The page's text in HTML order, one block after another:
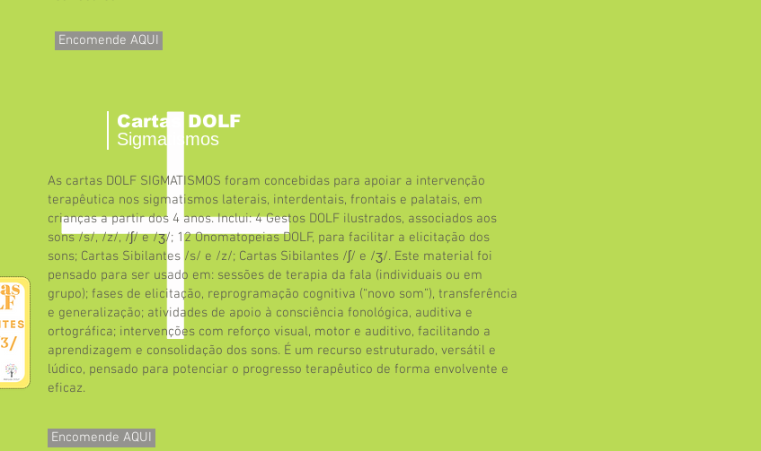
Encomende AQUI
Cartas DOLF
Sigmatismos
As cartas DOLF SIGMATISMOS foram concebidas para apoiar a intervenção
terapêutica nos sigmatismos laterais, interdentais, frontais e palatais, em
crianças a partir dos 4 anos. Inclui: 4 Gestos DOLF ilustrados, associados aos
sons /s/, /z/, /ʃ/ e /ʒ/; 12 Onomatopeias DOLF, para facilitar a elicitação dos
sons; Cartas Sibilantes /s/ e /z/; Cartas Sibilantes /ʃ/ e /ʒ/. Este material foi
pensado para ser usado em: sessões de terapia da fala (individuais ou em
grupo); fases de elicitação, reprogramação cognitiva (“novo som”), transferência
e generalização; atividades de apoio à consciência fonológica, auditiva e
ortográfica; intervenções com reforço visual, motor e auditivo, facilitando a
aprendizagem e consolidação dos sons. É um recurso estruturado, versátil e
lúdico, pensado para potenciar o progresso terapêutico de forma envolvente e
eficaz.​
Encomende AQUI